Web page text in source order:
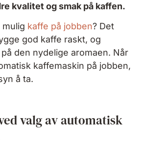
kvalitet og smak på kaffen.
kaffe på jobben? Det
god kaffe raskt, og
den nydelige aromaen. Når
kaffemaskin på jobben,
å ta.
valg av automatisk